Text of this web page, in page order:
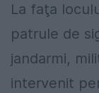
La faţa
patrule de
jandarmi,
intervenit